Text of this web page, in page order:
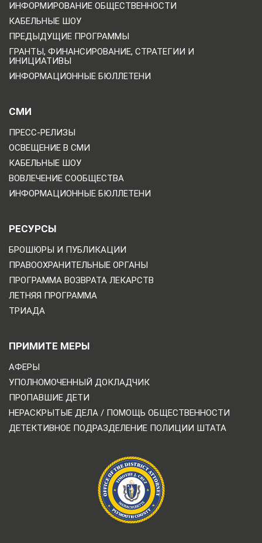
ИНФОРМИРОВАНИЕ ОБЩЕСТВЕННОСТИ
КАБЕЛЬНЫЕ ШОУ
ПРЕДЫДУЩИЕ ПРОГРАММЫ
ГРАНТЫ, ФИНАНСИРОВАНИЕ, СТРАТЕГИИ И
ИНИЦИАТИВЫ
ИНФОРМАЦИОННЫЕ БЮЛЛЕТЕНИ
СМИ
ПРЕСС-РЕЛИЗЫ
ОСВЕЩЕНИЕ В СМИ
КАБЕЛЬНЫЕ ШОУ
ВОВЛЕЧЕНИЕ СООБЩЕСТВА
ИНФОРМАЦИОННЫЕ БЮЛЛЕТЕНИ
РЕСУРСЫ
БРОШЮРЫ И ПУБЛИКАЦИИ
ПРАВООХРАНИТЕЛЬНЫЕ ОРГАНЫ
ПРОГРАММА ВОЗВРАТА ЛЕКАРСТВ
ЛЕТНЯЯ ПРОГРАММА
ТРИАДА
ПРИМИТЕ МЕРЫ
АФЕРЫ
УПОЛНОМОЧЕННЫЙ ДОКЛАДЧИК
ПРОПАВШИЕ ДЕТИ
НЕРАСКРЫТЫЕ ДЕЛА / ПОМОЩЬ ОБЩЕСТВЕННОСТИ
ДЕТЕКТИВНОЕ ПОДРАЗДЕЛЕНИЕ ПОЛИЦИИ ШТАТА